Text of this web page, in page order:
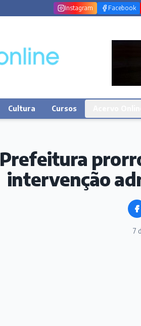
Instagram Facebook
Cultura Cursos
Prefeitura
intervenção
7